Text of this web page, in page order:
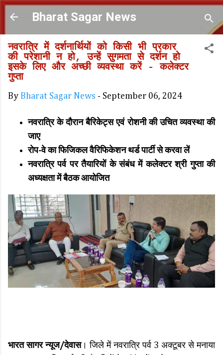
Skip to main content
Bharat Sagar News
नवरात्रि में दर्शनार्थियों को किसी भी प्रकार
की परेशानी न हो, उन्हें सुगमता से दर्शन हो
इसके लिए और अच्छी व्यवस्था करें - कलेक्‍टर
गुप्‍ता
By Bharat Sagar News - September 06, 2024
नवरात्रि के दौरान बैरिकेट्स एवं रोशनी की उचित व्यवस्था की
जाए
रोप-वे का फिजिकल वैरिफिकेशन थर्ड पार्टी से करवा लें
नवरात्रि पर्व पर तैयारियों के संबंध में कलेक्टर श्री गुप्‍ता की
अध्‍यक्षता में बैठक आयोजित
भारत सागर न्यूज/देवास। जिले में नवरात्रि पर्व 3 अक्टूबर से मनाया